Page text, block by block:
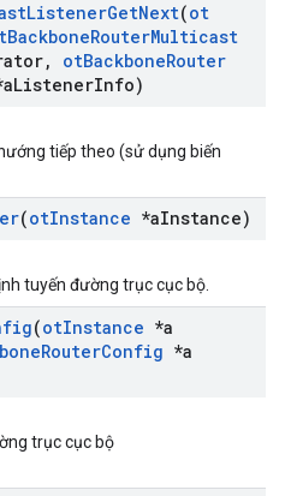
ListenerGetNext(ot
BackboneRouterMulticast
, otBackboneRouter
ListenerInfo)
tiếp theo (sử dụng biến
(otInstance *aInstance)
tuyến đường trục cục bộ.
(otInstance *a
RouterConfig *a
trục cục bộ